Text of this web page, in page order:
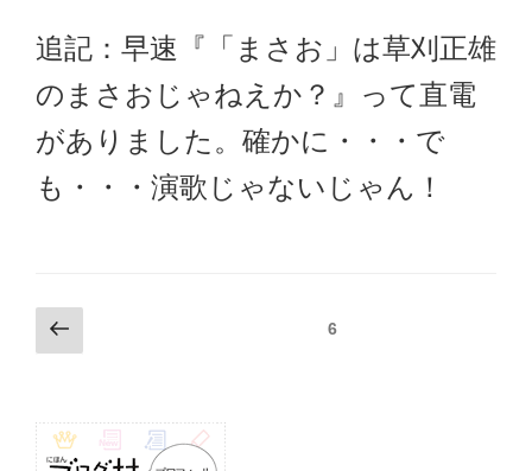
追記：早速『「まさお」は草刈正雄
のまさおじゃねえか？』って直電
がありました。確かに・・・で
も・・・演歌じゃないじゃん！
投
稿
ビ
ゲ
前
の
ジ
固定ページ6